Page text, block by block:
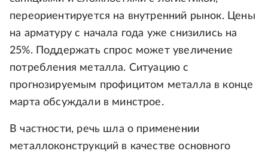
переориентируется на внутренний рынок. Цены
на арматуру с начала года уже снизились на
25%. Поддержать спрос может увеличение
потребления металла. Ситуацию с
прогнозируемым профицитом металла в конце
марта обсуждали в минстрое.
В частности, речь шла о применении
металлоконструкций в качестве основного